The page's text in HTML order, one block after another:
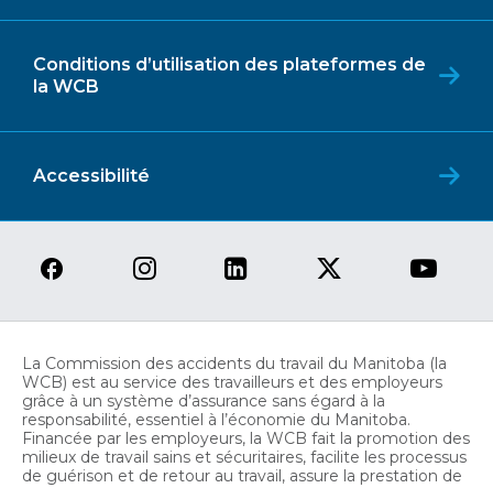
Conditions d’utilisation des plateformes de
la WCB
Accessibilité
La Commission des accidents du travail du Manitoba (la
WCB) est au service des travailleurs et des employeurs
grâce à un système d’assurance sans égard à la
responsabilité, essentiel à l’économie du Manitoba.
Financée par les employeurs, la WCB fait la promotion des
milieux de travail sains et sécuritaires, facilite les processus
de guérison et de retour au travail, assure la prestation de